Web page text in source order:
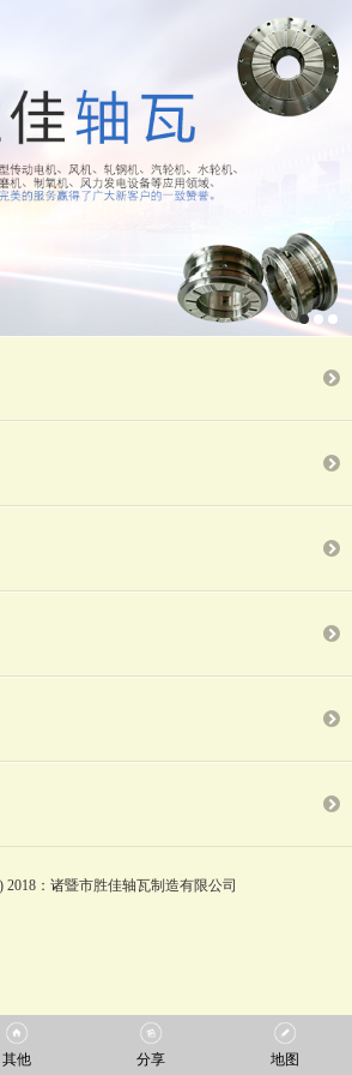
2018：诸暨市胜佳轴瓦制造有限公司
其他 分享 地图